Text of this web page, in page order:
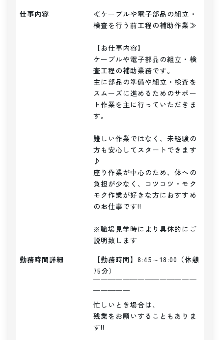
仕事内容
≪ケーブルや電子部品の組立・
検査を行う前工程の補助作業≫
【お仕事内容】
ケーブルや電子部品の組立・検
査工程の補助業務です。
主に部品の準備や組立・検査を
スムーズに進めるためのサポー
ト作業を主に行っていただきま
す。
難しい作業ではなく、未経験の
方も安心してスタートできます
♪
座り作業が中心のため、体への
負担が少なく、コツコツ・モク
モク作業が好きな方におすすめ
のお仕事です!!
※職場見学時により具体的にご
説明致します
勤務時間詳細
【勤務時間】8:45～18:00（休憩
75分）
￣￣￣￣￣￣￣￣￣￣￣￣￣￣
￣￣￣￣￣
忙しいとき場合は、
残業をお願いすることもありま
す!!